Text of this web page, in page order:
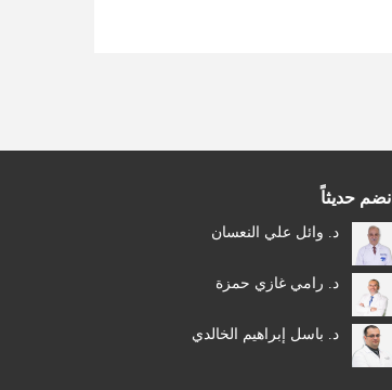
انضم حديثاً
د. وائل علي النعسان
د. رامي غازي حمزة
د. باسل إبراهيم الخالدي